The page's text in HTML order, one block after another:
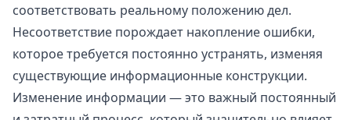
соответствовать реальному положению дел.
Несоответствие порождает накопление ошибки,
которое требуется постоянно устранять, изменяя
существующие информационные конструкции.
Изменение информации — это важный постоянный